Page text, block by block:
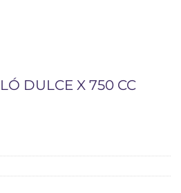
DULCE X 750 CC